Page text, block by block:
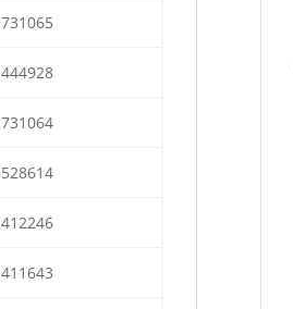
731065
444928
731064
528614
412246
411643